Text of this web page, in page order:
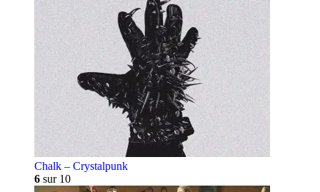
Chalk – Crystalpunk
6 sur 10